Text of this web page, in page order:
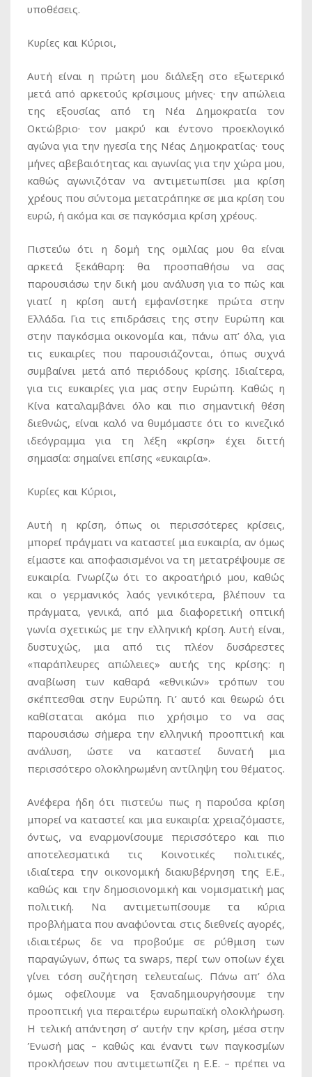
υποθέσεις.
Κυρίες και Κύριοι,
Αυτή είναι η πρώτη μου διάλεξη στο εξωτερικό
μετά από αρκετούς κρίσιμους μήνες· την απώλεια
της εξουσίας από τη Νέα Δημοκρατία τον
Οκτώβριο· τον μακρύ και έντονο προεκλογικό
αγώνα για την ηγεσία της Νέας Δημοκρατίας· τους
μήνες αβεβαιότητας και αγωνίας για την χώρα μου,
καθώς αγωνιζόταν να αντιμετωπίσει μια κρίση
χρέους που σύντομα μετατράπηκε σε μια κρίση του
ευρώ, ή ακόμα και σε παγκόσμια κρίση χρέους.
Πιστεύω ότι η δομή της ομιλίας μου θα είναι
αρκετά ξεκάθαρη: θα προσπαθήσω να σας
παρουσιάσω την δική μου ανάλυση για το πώς και
γιατί η κρίση αυτή εμφανίστηκε πρώτα στην
Ελλάδα. Για τις επιδράσεις της στην Ευρώπη και
στην παγκόσμια οικονομία και, πάνω απ’ όλα, για
τις ευκαιρίες που παρουσιάζονται, όπως συχνά
συμβαίνει μετά από περιόδους κρίσης. Ιδιαίτερα,
για τις ευκαιρίες για μας στην Ευρώπη. Καθώς η
Κίνα καταλαμβάνει όλο και πιο σημαντική θέση
διεθνώς, είναι καλό να θυμόμαστε ότι το κινεζικό
ιδεόγραμμα για τη λέξη «κρίση» έχει διττή
σημασία: σημαίνει επίσης «ευκαιρία».
Κυρίες και Κύριοι,
Αυτή η κρίση, όπως οι περισσότερες κρίσεις,
μπορεί πράγματι να καταστεί μια ευκαιρία, αν όμως
είμαστε και αποφασισμένοι να τη μετατρέψουμε σε
ευκαιρία. Γνωρίζω ότι το ακροατήριό μου, καθώς
και ο γερμανικός λαός γενικότερα, βλέπουν τα
πράγματα, γενικά, από μια διαφορετική οπτική
γωνία σχετικώς με την ελληνική κρίση. Αυτή είναι,
δυστυχώς, μια από τις πλέον δυσάρεστες
«παράπλευρες απώλειες» αυτής της κρίσης: η
αναβίωση των καθαρά «εθνικών» τρόπων του
σκέπτεσθαι στην Ευρώπη. Γι’ αυτό και θεωρώ ότι
καθίσταται ακόμα πιο χρήσιμο το να σας
παρουσιάσω σήμερα την ελληνική προοπτική και
ανάλυση, ώστε να καταστεί δυνατή μια
περισσότερο ολοκληρωμένη αντίληψη του θέματος.
Ανέφερα ήδη ότι πιστεύω πως η παρούσα κρίση
μπορεί να καταστεί και μια ευκαιρία: χρειαζόμαστε,
όντως, να εναρμονίσουμε περισσότερο και πιο
αποτελεσματικά τις Κοινοτικές πολιτικές,
ιδιαίτερα την οικονομική διακυβέρνηση της Ε.Ε.,
καθώς και την δημοσιονομική και νομισματική μας
πολιτική. Να αντιμετωπίσουμε τα κύρια
προβλήματα που αναφύονται στις διεθνείς αγορές,
ιδιαιτέρως δε να προβούμε σε ρύθμιση των
παραγώγων, όπως τα swaps, περί των οποίων έχει
γίνει τόση συζήτηση τελευταίως. Πάνω απ’ όλα
όμως οφείλουμε να ξαναδημιουργήσουμε την
προοπτική για περαιτέρω ευρωπαϊκή ολοκλήρωση.
Η τελική απάντηση σ’ αυτήν την κρίση, μέσα στην
Ένωσή μας – καθώς και έναντι των παγκοσμίων
προκλήσεων που αντιμετωπίζει η Ε.Ε. – πρέπει να